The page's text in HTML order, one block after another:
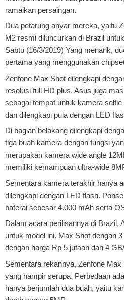
ramaikan persaingan.
Dua petarung anyar mereka, yaitu
M2 resmi diluncurkan di Brazil
Sabtu (16/3/2019) Yang menarik,
pertama yang menggunakan
Zenfone Max Shot dilengkapi
resolusi full HD plus. Asus juga
sebagai tempat untuk kamera
dan dilengkapi pula dengan LED
Di bagian belakang dilengkapi
tiga buah kamera dengan fungsi
merupakan kamera wide angle
memiliki kemampuan ultra-wide
Sementara kamera terakhir hanya
dilengkapi dengan LED flash.
baterai sebesar 4.000 mAh serta
Dalam acara perilisannya di Brazil,
untuk model ini. Max Shot dengan
dengan harga Rp 5 jutaan dan 4
Sementara rekannya, Zenfone
yang hampir serupa. Perbedaan
hanya berjumlah dua buah, yaitu